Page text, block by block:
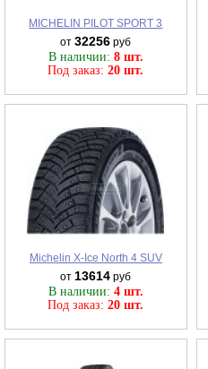
MICHELIN PILOT SPORT 3
от32256 руб
В наличии: 8 шт.
Под заказ:20 шт.
Michelin X-Ice North 4 SUV
от 13614 руб
В наличии: 4 шт.
Под заказ:20 шт.